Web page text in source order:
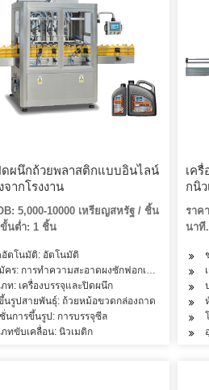
ขนม, ข้าว, แป้ง, เครื่องปรุงรส, น้ำมัน, เครื่อ
ดผนึกถ้วยพลาสติกแบบอินไลน์
ากโรงงาน
5,000-10000 เหรียญสหรัฐ / ชิ้น
นต่ำ: 1 ชิ้น
อัตโนมัติ: อัตโนมัติ
คร: การทำความสะอาดผงซักฟอกเครื่องสำอาง
ภท: เครื่องบรรจุและปิดผนึก
นรูปสายพันธุ์: ถ้วยหม้อขวดกล่องถาด
นการขึ้นรูป: การบรรจุซีล
ภทขับเคลื่อน: นิวเมติก
เค
กนิ
ราค
นาที